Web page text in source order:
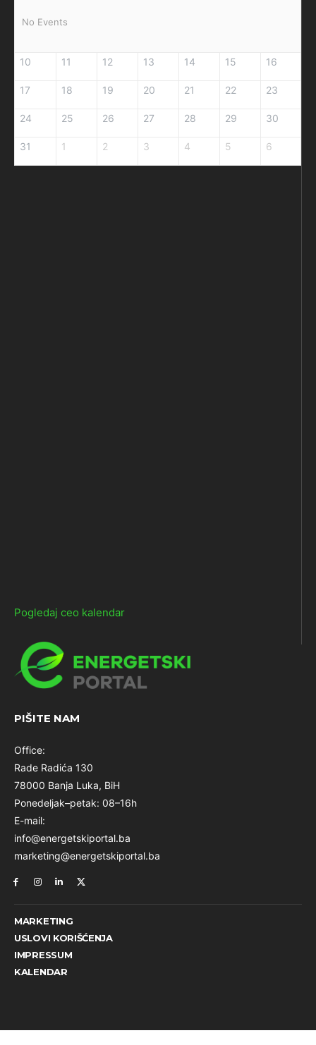
No Events
10 11 12 13 14 15 16
17 18 19 20 21 22 23
24 25 26 27 28 29 30
31 1 2 3 4 5 6
Pogledaj ceo kalendar
PIŠITE NAM
Office:
Rade Radića 130
78000 Banja Luka, BiH
Ponedeljak–petak: 08–16h
E-mail:
info@energetskiportal.ba
marketing@energetskiportal.ba
MARKETING
USLOVI KORIŠĆENJA
IMPRESSUM
KALENDAR